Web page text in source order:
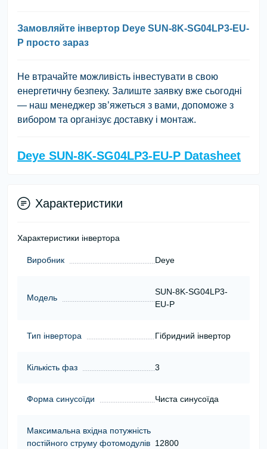
Замовляйте інвертор Deye SUN-8K-SG04LP3-EU-
P просто зараз
Не втрачайте можливість інвестувати в свою
енергетичну безпеку. Залиште заявку вже сьогодні
— наш менеджер зв’яжеться з вами, допоможе з
вибором та організує доставку і монтаж.
Deye SUN-8K-SG04LP3-EU-P Datasheet
Характеристики
Характеристики інвертора
Виробник Deye
Модель
SUN-8K-SG04LP3-
EU-P
Тип інвертора Гібридний інвертор
Кількість фаз 3
Форма синусоїди Чиста синусоїда
Максимальна вхідна потужність
постійного струму фотомодулів 12800